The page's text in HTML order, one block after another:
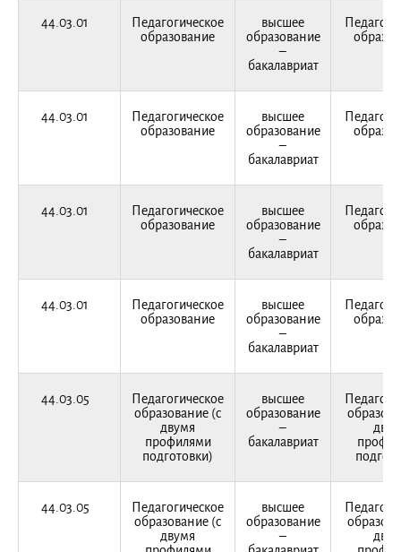
44.03.01
Педагогическое
образование
высшее
образование
–
бакалавриат
44.03.01
Педагогическое
образование
высшее
образование
–
бакалавриат
44.03.01
Педагогическое
образование
высшее
образование
–
бакалавриат
44.03.01
Педагогическое
образование
высшее
образование
–
бакалавриат
44.03.05
Педагогическое
образование (с
двумя
профилями
подготовки)
высшее
образование
–
бакалавриат
44.03.05
Педагогическое
образование (с
двумя
высшее
образование
–